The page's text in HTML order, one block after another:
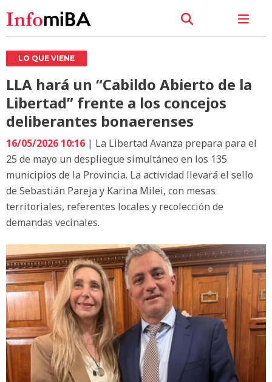
LO QUE VIENE
LLA hará un “Cabildo Abierto de la
Libertad” frente a los concejos
deliberantes bonaerenses
16/05/2026 10:16 | La Libertad Avanza prepara para el
25 de mayo un despliegue simultáneo en los 135
municipios de la Provincia. La actividad llevará el sello
de Sebastián Pareja y Karina Milei, con mesas
territoriales, referentes locales y recolección de
demandas vecinales.